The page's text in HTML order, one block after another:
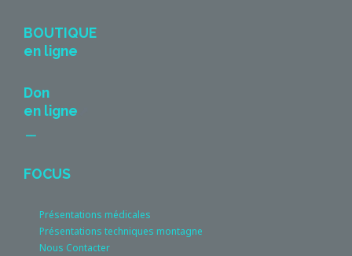
BOUTIQUE
en ligne
Don
en ligne
FOCUS
Présentations médicales
Présentations techniques montagne
Nous Contacter